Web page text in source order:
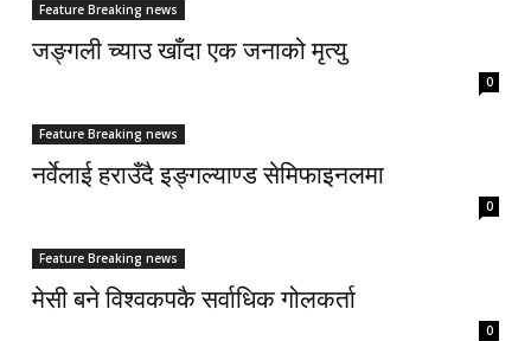
Feature Breaking news
जङ्गली च्याउ खाँदा एक जनाको मृत्यु
0
Feature Breaking news
नर्वेलाई हराउँदै इङ्गल्याण्ड सेमिफाइनलमा
0
Feature Breaking news
मेसी बने विश्वकपकै सर्वाधिक गोलकर्ता
0